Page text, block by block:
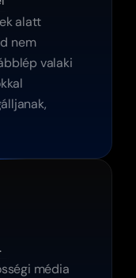
alatt
nem
valaki
média